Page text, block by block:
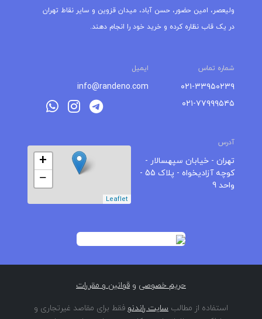
ولیعصر، امین حضور، حسن آباد، میدان قزوین و سایر نقاط تهران
در یک قاب نظاره کرده و خرید خود را انجام دهند.
شماره تماس ایمیل
۰۲۱-۳۳۹۵۰۲۳۹
۰۲۱-۷۷۹۹۹۵۴۵
info@randeno.com
آدرس
تهران - خیابان سپهسالار -
کوچه آزادیخواه - پلاک 55 -
واحد 9
+
−
Leaflet
حریم خصوصی و قوانین و مقررات
استفاده از مطالب سایت راندنو فقط برای مقاصد غیرتجاری و